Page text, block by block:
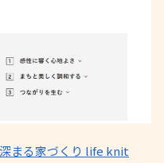
まる家づくり life knit